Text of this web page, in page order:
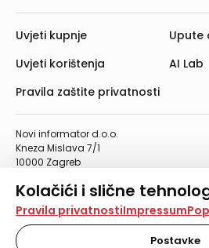
Kolačići i slične
Na našoj web stranici koristimo
tehnologije za pohranu, čitanje i
vašem uređaju. Time poboljšavamo
Pravila privatnostiImpressum
Postavke
Novi informator d.o.o.
Kneza Mislava 7/1
10000 Zagreb
Telefaks: 01/4612-553
info@informator.hr
PRATITE NAS:
Uvjeti kupnje
Uvjeti korištenja
Pravila zaštite privatnosti
Upute
AI Lab